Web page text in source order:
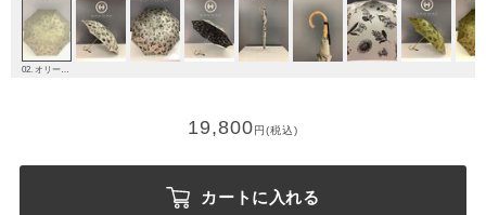
19,800円(税込)
カートに入れる